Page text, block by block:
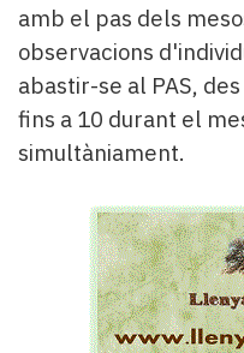
amb el pas dels
observacions
abastir-se al PAS,
fins a 10 durant el
simultàniament.